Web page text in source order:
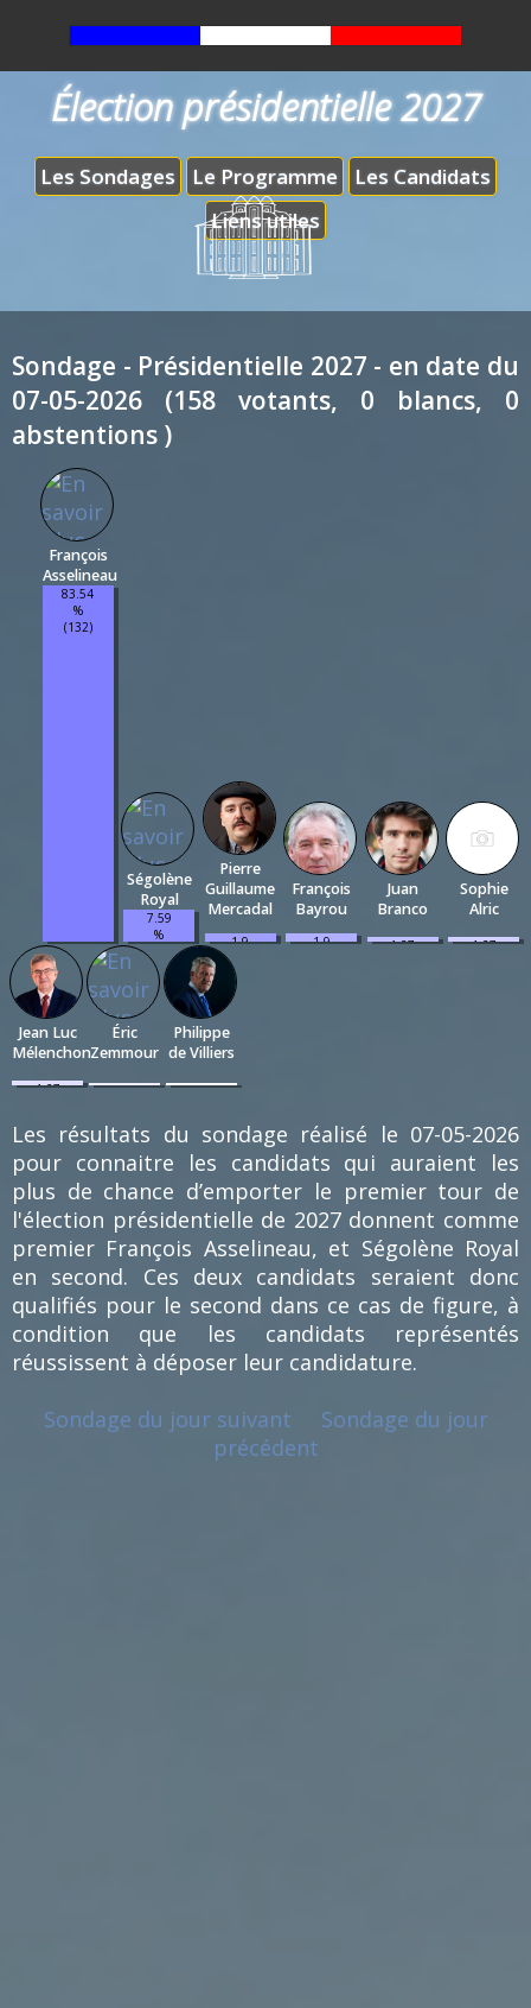
Les Sondages Le Programme
Les Candidats
Liens utiles
Élection présidentielle 2027
Sondage - Présidentielle 2027 - en date du
07-05-2026 (158 votants, 0 blancs, 0
abstentions )
François
Asselineau
83.54
%
(132)
Ségolène
Royal
7.59
%
Pierre
Guillaume
Mercadal
1.9
(3)
François
Bayrou
1.9
Juan
Branco
1.27
Sophie
Alric
1.27
Jean Luc
Mélenchon
1.27
Éric
Zemmour
0.63
Philippe
de Villiers
0.63
Les résultats du sondage réalisé le 07-05-2026
pour connaitre les candidats qui auraient les
plus de chance d’emporter le premier tour de
l'élection présidentielle de 2027 donnent comme
premier François Asselineau, et Ségolène Royal
en second. Ces deux candidats seraient donc
qualifiés pour le second dans ce cas de figure, à
condition que les candidats représentés
réussissent à déposer leur candidature.
Sondage du jour suivant
Sondage du jour
précédent